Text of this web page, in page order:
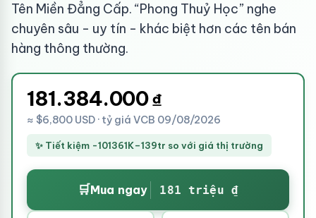
Tên Miền Đẳng Cấp. “Phong Thuỷ Học” nghe
chuyên sâu - uy tín - khác biệt hơn các tên bán
hàng thông thường.
181.384.000₫
≈ $6,800 USD · tỷ giá VCB 09/08/2026
✨ Tiết kiệm -101361K–139tr so với giá thị trường
🛒Mua ngay 181 triệu ₫